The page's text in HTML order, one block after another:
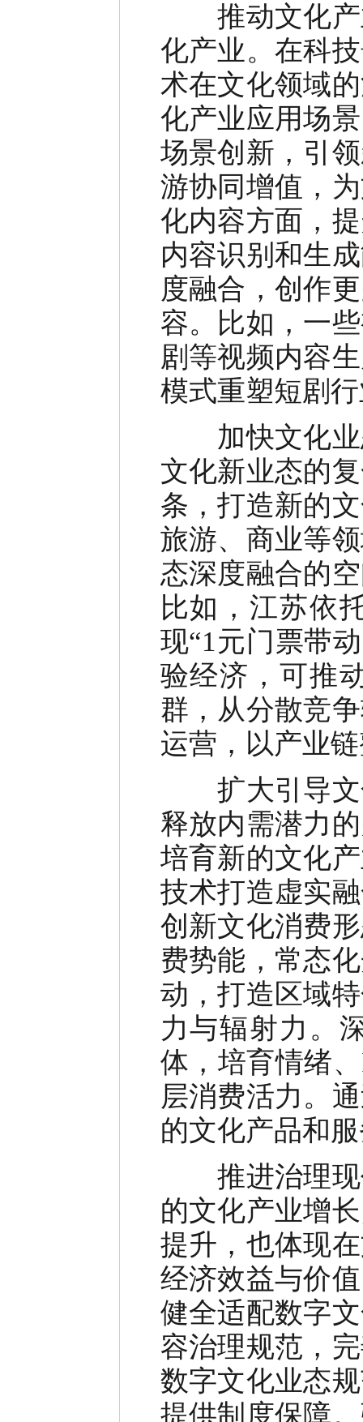
推动文化产
化产业。在科
术在文化领域
化产业应用场
场景创新，引
游协同增值，
化内容方面，
内容识别和生
度融合，创作
容。比如，一
剧等视频内容
模式重塑短剧
加快文化业
文化新业态的
条，打造新的
旅游、商业等
态深度融合的
比如，江苏依
现“1元门票带
验经济，可推
群，从分散竞
运营，以产业
扩大引导文
释放内需潜力
培育新的文化
技术打造虚实
创新文化消费
费势能，常态
动，打造区域
力与辐射力。
体，培育情绪
层消费活力。
的文化产品和
推进治理现
的文化产业增
提升，也体现
经济效益与价
健全适配数字
容治理规范，
数字文化业态
提供制度保障